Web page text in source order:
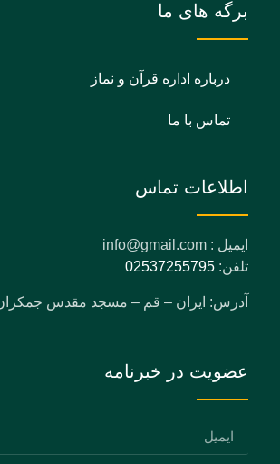
برگه های ما
درباره اداره قرآن و نماز
تماس با ما
اطلاعات تماس
ایمیل : info@gmail.com
تلفن: 02537255795
آدرس: ایران – قم – مسجد مقدس
عضویت در خبرنامه